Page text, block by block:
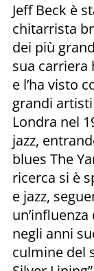
Jeff Beck è
chitarrista
dei più
sua carriera
e l’ha visto
grandi
Londra nel
jazz,
blues The
ricerca si è
e jazz,
negli anni
culmine del